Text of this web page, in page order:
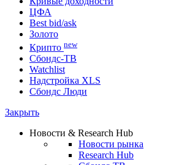
Портфель
Консенсусы
Поиск облигаций (ИИ)
Кривые доходности
ЦФА
Best bid/ask
Золото
Криптоnew
Сбондс-ТВ
Надстройка XLS
Сбондс Люди